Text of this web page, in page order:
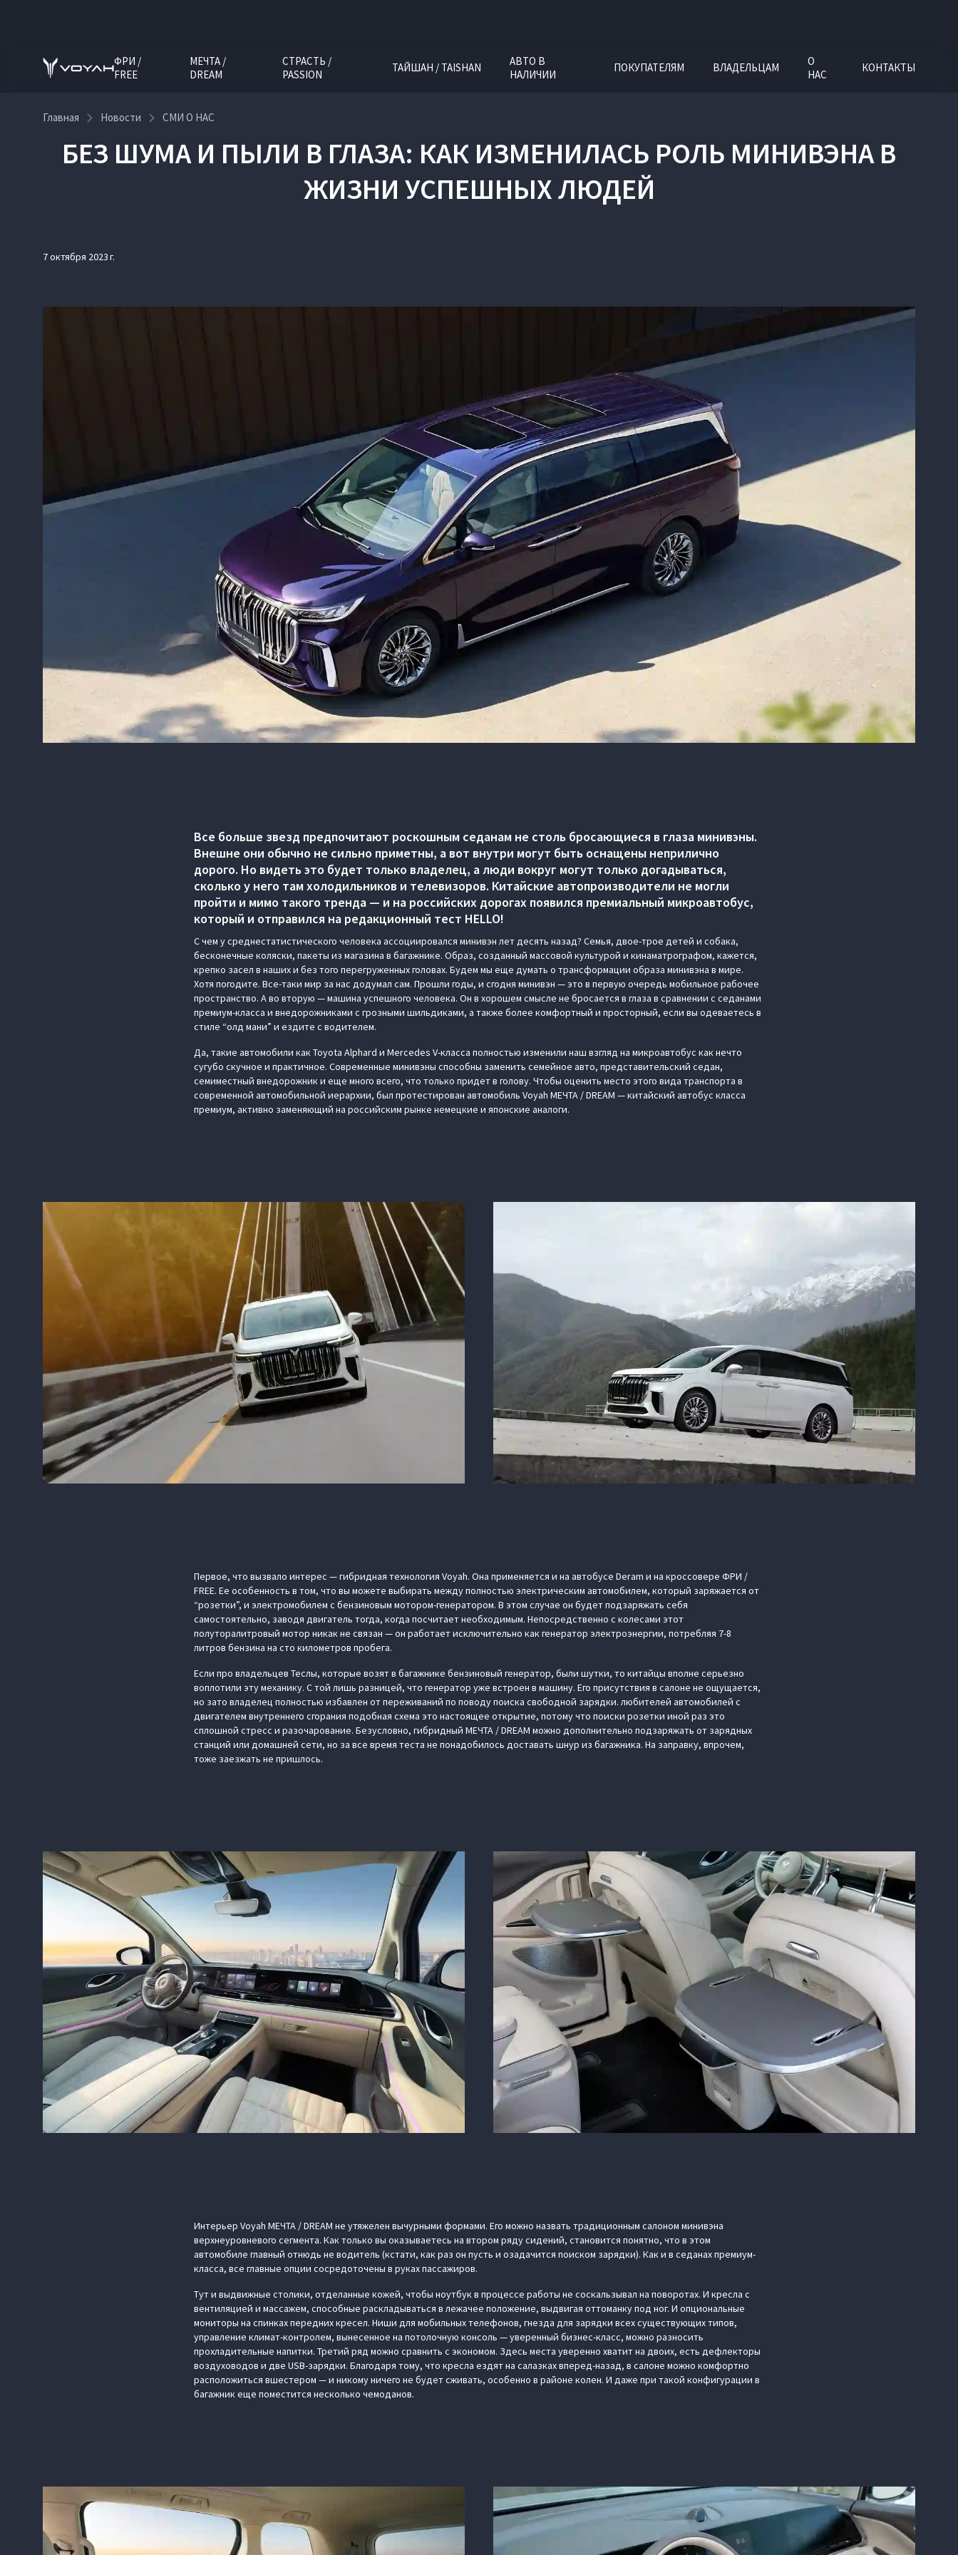
ФРИ /
FREE
МЕЧТА /
DREAM
СТРАСТЬ /
PASSION
ТАЙШАН / TAISHAN
АВТО В
НАЛИЧИИ
ПОКУПАТЕЛЯМ ВЛАДЕЛЬЦАМ
О
НАС
КОНТАКТЫ
Главная Новости СМИ О НАС
БЕЗ ШУМА И ПЫЛИ В ГЛАЗА: КАК ИЗМЕНИЛАСЬ РОЛЬ МИНИВЭНА В
ЖИЗНИ УСПЕШНЫХ ЛЮДЕЙ
7 октября 2023 г.
Все больше звезд предпочитают роскошным седанам не столь бросающиеся в глаза минивэны.
Внешне они обычно не сильно приметны, а вот внутри могут быть оснащены неприлично
дорого. Но видеть это будет только владелец, а люди вокруг могут только догадываться,
сколько у него там холодильников и телевизоров. Китайские автопроизводители не могли
пройти и мимо такого тренда — и на российских дорогах появился премиальный микроавтобус,
который и отправился на редакционный тест HELLO!
C чем у среднестатистического человека ассоциировался минивэн лет десять назад? Семья, двое-трое детей и собака,
бесконечные коляски, пакеты из магазина в багажнике. Образ, созданный массовой культурой и кинаматрографом, кажется,
крепко засел в наших и без того перегруженных головах. Будем мы еще думать о трансформации образа минивэна в мире.
Хотя погодите. Все-таки мир за нас додумал сам. Прошли годы, и сгодня минивэн — это в первую очередь мобильное рабочее
пространство. А во вторую — машина успешного человека. Он в хорошем смысле не бросается в глаза в сравнении с седанами
премиум-класса и внедорожниками с грозными шильдиками, а также более комфортный и просторный, если вы одеваетесь в
стиле “олд мани” и ездите с водителем.
Да, такие автомобили как Toyota Alphard и Mercedes V-класса полностью изменили наш взгляд на микроавтобус как нечто
сугубо скучное и практичное. Современные минивэны способны заменить семейное авто, представительский седан,
семиместный внедорожник и еще много всего, что только придет в голову. Чтобы оценить место этого вида транспорта в
современной автомобильной иерархии, был протестирован автомобиль Voyah МЕЧТА / DREAM — китайский автобус класса
премиум, активно заменяющий на российским рынке немецкие и японские аналоги.
Первое, что вызвало интерес — гибридная технология Voyah. Она применяется и на автобусе Deram и на кроссовере ФРИ /
FREE. Ее особенность в том, что вы можете выбирать между полностью электрическим автомобилем, который заряжается от
“розетки”, и электромобилем с бензиновым мотором-генератором. В этом случае он будет подзаряжать себя
самостоятельно, заводя двигатель тогда, когда посчитает необходимым. Непосредственно с колесами этот
полуторалитровый мотор никак не связан — он работает исключительно как генератор электроэнергии, потребляя 7-8
литров бензина на сто километров пробега.
Если про владельцев Теслы, которые возят в багажнике бензиновый генератор, были шутки, то китайцы вполне серьезно
воплотили эту механику. С той лишь разницей, что генератор уже встроен в машину. Его присутствия в салоне не ощущается,
но зато владелец полностью избавлен от переживаний по поводу поиска свободной зарядки. любителей автомобилей с
двигателем внутреннего сгорания подобная схема это настоящее открытие, потому что поиски розетки иной раз это
сплошной стресс и разочарование. Безусловно, гибридный МЕЧТА / DREAM можно дополнительно подзаряжать от зарядных
станций или домашней сети, но за все время теста не понадобилось доставать шнур из багажника. На заправку, впрочем,
тоже заезжать не пришлось.
Интерьер Voyah МЕЧТА / DREAM не утяжелен вычурными формами. Его можно назвать традиционным салоном минивэна
верхнеуровневого сегмента. Как только вы оказываетесь на втором ряду сидений, становится понятно, что в этом
автомобиле главный отнюдь не водитель (кстати, как раз он пусть и озадачится поиском зарядки). Как и в седанах премиум-
класса, все главные опции сосредоточены в руках пассажиров.
Тут и выдвижные столики, отделанные кожей, чтобы ноутбук в процессе работы не соскальзывал на поворотах. И кресла с
вентиляцией и массажем, способные раскладываться в лежачее положение, выдвигая оттоманку под ног. И опциональные
мониторы на спинках передних кресел. Ниши для мобильных телефонов, гнезда для зарядки всех существующих типов,
управление климат-контролем, вынесенное на потолочную консоль — уверенный бизнес-класс, можно разносить
прохладительные напитки. Третий ряд можно сравнить с экономом. Здесь места уверенно хватит на двоих, есть дефлекторы
воздуховодов и две USB-зарядки. Благодаря тому, что кресла ездят на салазках вперед-назад, в салоне можно комфортно
расположиться вшестером — и никому ничего не будет сживать, особенно в районе колен. И даже при такой конфигурации в
багажник еще поместится несколько чемоданов.